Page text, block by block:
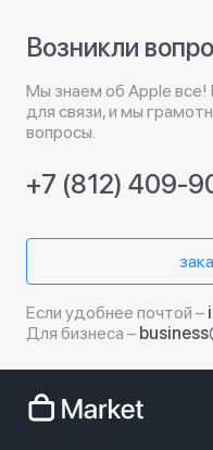
Возникли
Мы знаем об Apple все!
для связи, и мы
вопросы.
+7 (812) 409-
Если удобнее почтой –
Для бизнеса –